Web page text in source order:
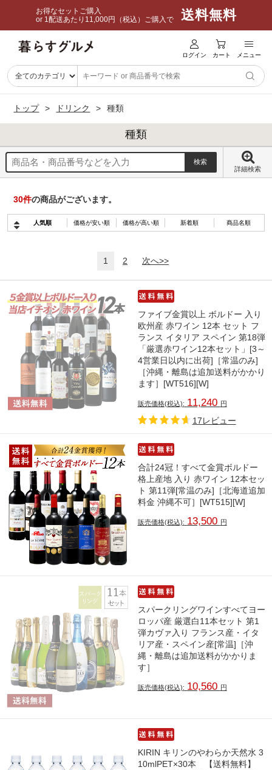
お得なセットご購入
or 1配送あたり11,000円（税込）ご購入で
送料無料
ログイン カート メニュー
トップ ドリンク 種類
種類
詳細検索
30件の商品がございます。
人気順 価格が安い順 価格が高い順 新着順 商品名順
1 2 次へ>>
ファイブ金賞以上 ボルドー 入り
欧州産 赤ワイン 12本 セット フ
ランス イタリア スペイン 第18弾
「厳選赤ワイン12本セット」[3～
4営業日以内に出荷]［常温のみ]
［沖縄・離島は追加送料がかかり
ます］[WT516][W]
販売価格(税込): 11,240 円
17レビュー
合計24冠！すべて金賞ボルドー
格上産地 入り 赤ワイン 12本セッ
ト 第11弾[常温のみ]［北海道追加
料金 沖縄不可］[WT515][W]
販売価格(税込): 13,500 円
スパークリングワインすべてヨー
ロッパ産 厳選白11本セット 第1
弾カヴァ入り フランス産・イタ
リア産・スペイン産[常温]［沖
縄・離島は追加送料がかかりま
す］
販売価格(税込): 10,560 円
KIRIN キリンのやわらか天然水 3
10mlPET×30本 【送料無料】